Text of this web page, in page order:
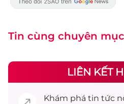
Tin cùng chuyên mục
LIÊN KẾT
Khám phá tin tức